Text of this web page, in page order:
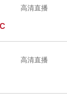
高清直播
高清直播